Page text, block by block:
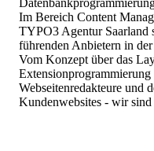
Im Bereich Content
TYPO3 Agentur Saarland
führenden Anbietern in
Vom Konzept über das
Webseitenredakteure und
Kundenwebsites - wir sind